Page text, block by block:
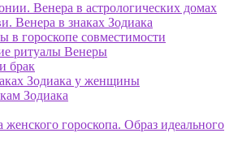
Венера в астрологических домах
Венера в знаках Зодиака
в гороскопе совместимости
ритуалы Венеры
брак
Зодиака у женщины
Зодиака
женского гороскопа. Образ идеального